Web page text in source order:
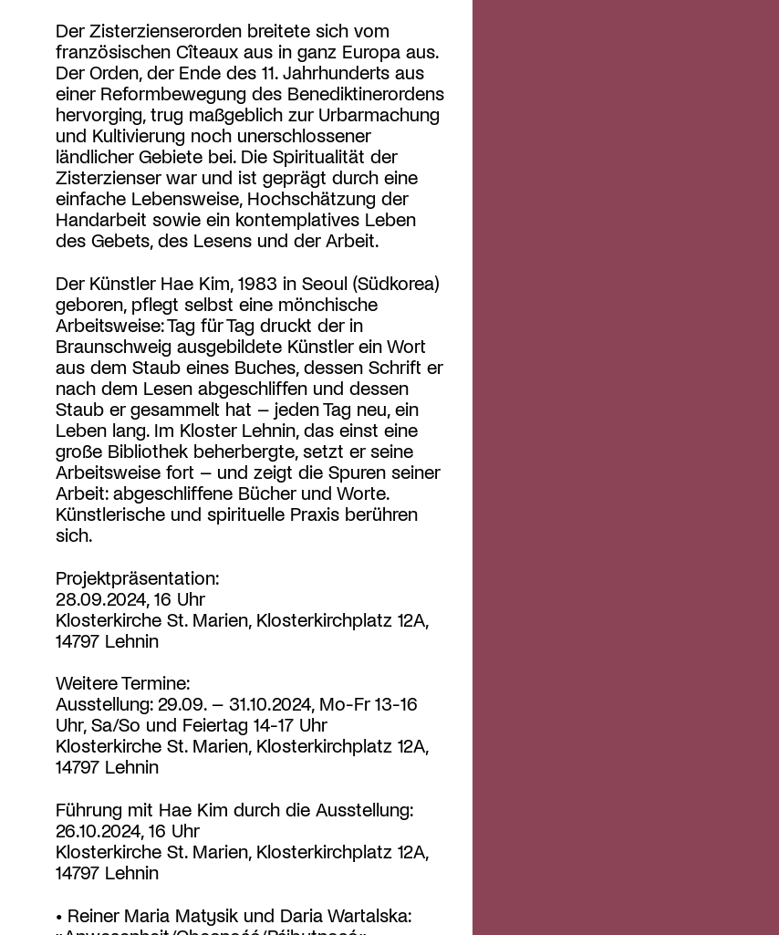
Der Zisterzienserorden breitete sich vom
französischen Cîteaux aus in ganz Europa aus.
Der Orden, der Ende des 11. Jahrhunderts aus
einer Reformbewegung des Benediktinerordens
hervorging, trug maßgeblich zur Urbarmachung
und Kultivierung noch unerschlossener
ländlicher Gebiete bei. Die Spiritualität der
Zisterzienser war und ist geprägt durch eine
einfache Lebensweise, Hochschätzung der
Handarbeit sowie ein kontemplatives Leben
des Gebets, des Lesens und der Arbeit.
Der Künstler Hae Kim, 1983 in Seoul (Südkorea)
geboren, pflegt selbst eine mönchische
Arbeitsweise: Tag für Tag druckt der in
Braunschweig ausgebildete Künstler ein Wort
aus dem Staub eines Buches, dessen Schrift er
nach dem Lesen abgeschliffen und dessen
Staub er gesammelt hat – jeden Tag neu, ein
Leben lang. Im Kloster Lehnin, das einst eine
große Bibliothek beherbergte, setzt er seine
Arbeitsweise fort – und zeigt die Spuren seiner
Arbeit: abgeschliffene Bücher und Worte.
Künstlerische und spirituelle Praxis berühren
sich.
Projektpräsentation:
28.09.2024, 16 Uhr
Klosterkirche St. Marien, Klosterkirchplatz 12A,
14797 Lehnin
Weitere Termine:
Ausstellung: 29.09. – 31.10.2024, Mo-Fr 13-16
Uhr, Sa/So und Feiertag 14-17 Uhr
Klosterkirche St. Marien, Klosterkirchplatz 12A,
14797 Lehnin
Führung mit Hae Kim durch die Ausstellung:
26.10.2024, 16 Uhr
Klosterkirche St. Marien, Klosterkirchplatz 12A,
14797 Lehnin
• Reiner Maria Matysik und Daria Wartalska: